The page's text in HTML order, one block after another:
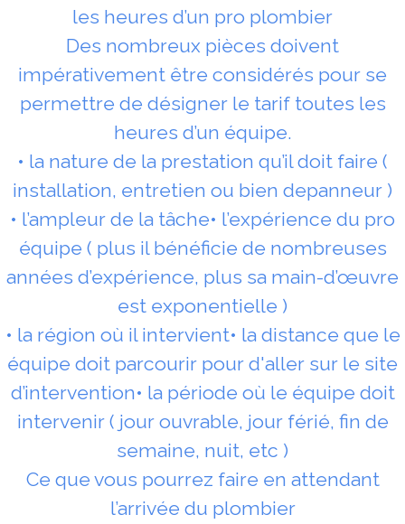
les heures d’un pro plombier
Des nombreux pièces doivent
impérativement être considérés pour se
permettre de désigner le tarif toutes les
heures d’un équipe.
• la nature de la prestation qu’il doit faire (
installation, entretien ou bien depanneur )
• l’ampleur de la tâche• l’expérience du pro
équipe ( plus il bénéficie de nombreuses
années d’expérience, plus sa main-d’œuvre
est exponentielle )
• la région où il intervient• la distance que le
équipe doit parcourir pour d'aller sur le site
d’intervention• la période où le équipe doit
intervenir ( jour ouvrable, jour férié, fin de
semaine, nuit, etc )
Ce que vous pourrez faire en attendant
l’arrivée du plombier